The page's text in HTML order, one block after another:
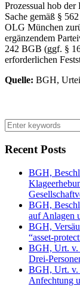
Prozessual hob
Sache gemäß §
OLG München
ergänzendem
242 BGB (ggf. §
erforderlichen
Quelle: BGH,
Recent Posts
BGH,
BGH,
auf Anlagen
BGH,
“asset-
BGH, Urt. v.
Drei-
BGH, Urt. v.
Anfechtung